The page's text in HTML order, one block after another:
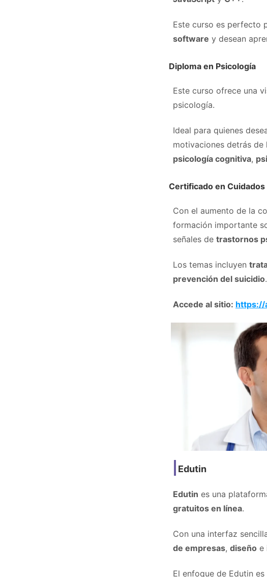
Este curso es perfecto
software y desean
Diploma en Psicología
Este curso ofrece una
psicología.
Ideal para quienes
motivaciones detrás de
psicología cognitiva,
Certificado en Cuidados
Con el aumento de la
formación importante
señales de trastornos
Los temas incluyen
prevención del suicidio.
Accede al sitio: https://
Edutin
Edutin es una
gratuitos en línea.
Con una interfaz
de empresas, diseño e
El enfoque de Edutin